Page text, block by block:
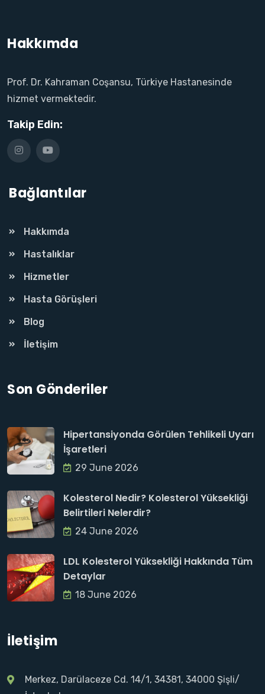
Hakkımda
Prof. Dr. Kahraman Coşansu, Türkiye Hastanesinde
hizmet vermektedir.
Takip Edin:
Bağlantılar
Hakkımda
Hastalıklar
Hizmetler
Hasta Görüşleri
Blog
İletişim
Son Gönderiler
Hipertansiyonda Görülen Tehlikeli Uyarı
İşaretleri
29 June 2026
Kolesterol Nedir? Kolesterol Yüksekliği
Belirtileri Nelerdir?
24 June 2026
LDL Kolesterol Yüksekliği Hakkında Tüm
Detaylar
18 June 2026
İletişim
Merkez, Darülaceze Cd. 14/1, 34381, 34000 Şişli/